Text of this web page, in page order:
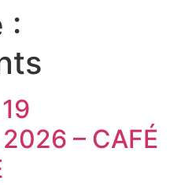
:
– CAFÉ